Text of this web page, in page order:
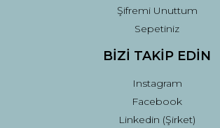
Şifremi Unuttum
Sepetiniz
BİZİ TAKİP EDİN
Instagram
Facebook
Linkedin (Şirket)